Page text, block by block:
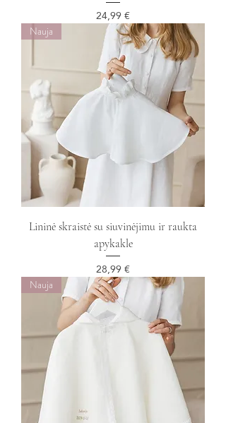
Kaina
24,99 €
Nauja
Lininė skraistė su siuvinėjimu ir raukta
apykakle
Kaina
28,99 €
Nauja